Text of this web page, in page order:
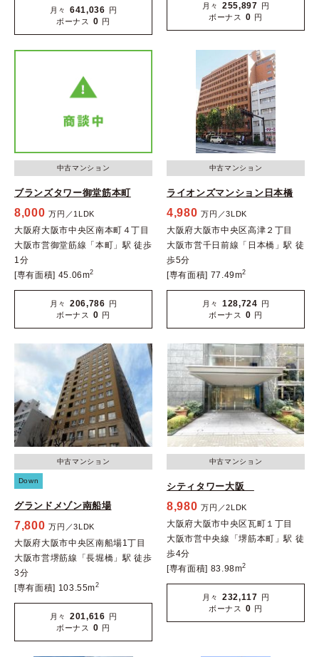
月々 641,036 円
ボーナス
0 円
月々 255,897 円
ボーナス
0 円
中古マンション
ブランズタワー御堂筋本町
8,000 万円／1LDK
大阪府大阪市中央区南本町４丁目
大阪市営御堂筋線「本町」駅 徒歩
1分
[専有面積] 45.06m2
月々 206,786 円
ボーナス
0 円
中古マンション
ライオンズマンション日本橋
4,980 万円／3LDK
大阪府大阪市中央区高津２丁目
大阪市営千日前線「日本橋」駅 徒
歩5分
[専有面積] 77.49m2
月々 128,724 円
ボーナス
0 円
中古マンション
Down
グランドメゾン南船場
7,800 万円／3LDK
大阪府大阪市中央区南船場1丁目
大阪市営堺筋線「長堀橋」駅 徒歩
3分
[専有面積] 103.55m2
月々 201,616 円
ボーナス
0 円
中古マンション
シティタワー大阪
8,980 万円／2LDK
大阪府大阪市中央区瓦町１丁目
大阪市営中央線「堺筋本町」駅 徒
歩4分
[専有面積] 83.98m2
月々 232,117 円
ボーナス
0 円